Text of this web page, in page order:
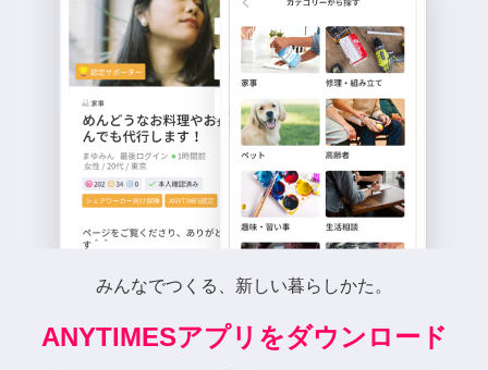
みんなでつくる、新しい暮らしかた。
ANYTIMESアプリをダウンロード